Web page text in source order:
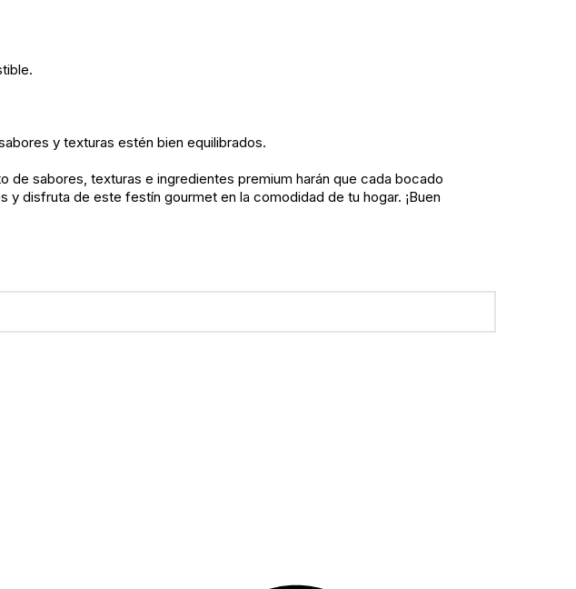
y texturas estén bien equilibrados.
de sabores, texturas e ingredientes premium harán que cada bocado
disfruta de este festín gourmet en la comodidad de tu hogar. ¡Buen